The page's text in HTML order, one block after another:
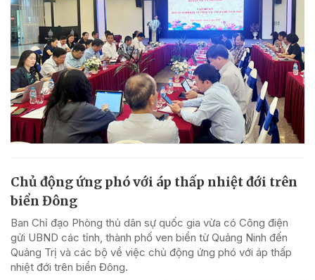
Chủ động ứng phó với áp thấp nhiệt đới trên
biển Đông
Ban Chỉ đạo Phòng thủ dân sự quốc gia vừa có Công điện
gửi UBND các tỉnh, thành phố ven biển từ Quảng Ninh đến
Quảng Trị và các bộ về việc chủ động ứng phó với áp thấp
nhiệt đới trên biển Đông.